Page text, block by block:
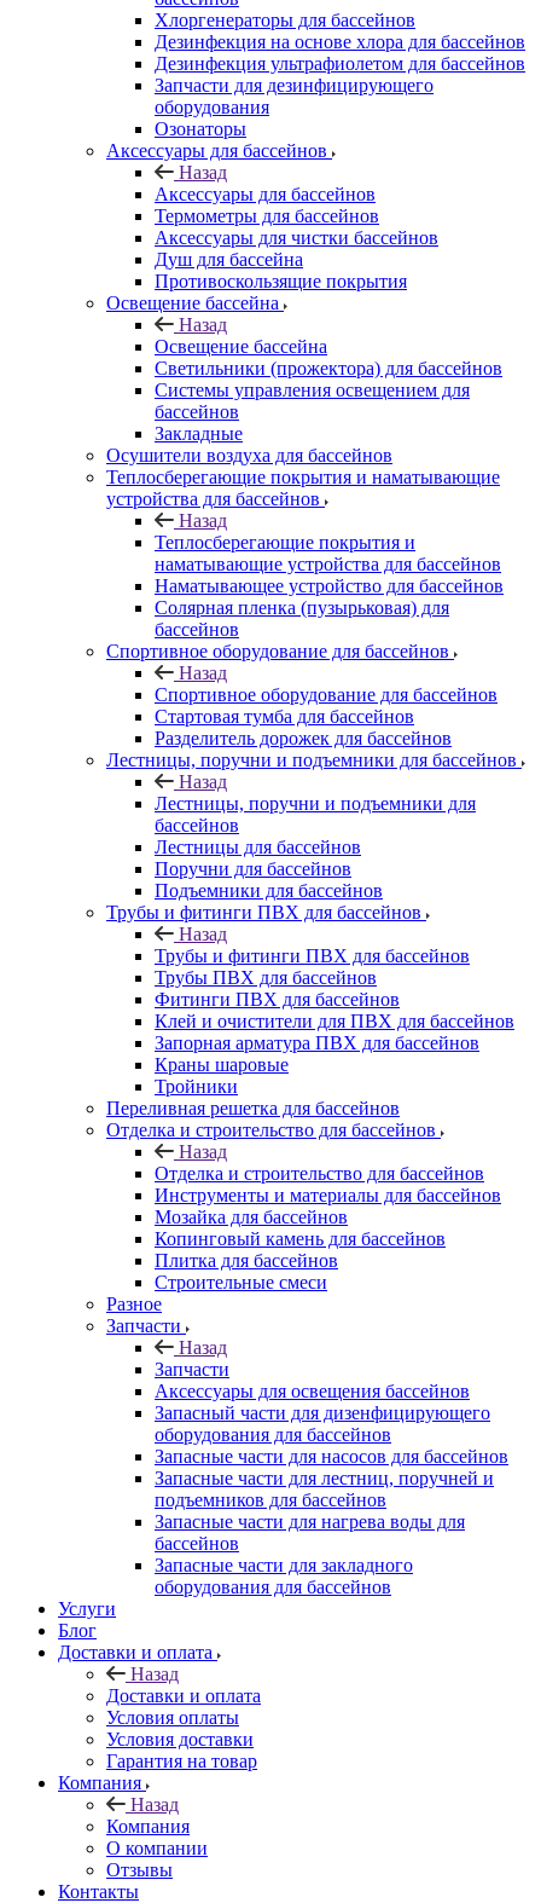
Хлоргенераторы для бассейнов
Дезинфекция на основе хлора для бассейнов
Дезинфекция ультрафиолетом для бассейнов
Запчасти для дезинфицирующего
оборудования
Озонаторы
Аксессуары для бассейнов
Назад
Аксессуары для бассейнов
Термометры для бассейнов
Аксессуары для чистки бассейнов
Душ для бассейна
Противоскользящие покрытия
Освещение бассейна
Назад
Освещение бассейна
Светильники (прожектора) для бассейнов
Системы управления освещением для
бассейнов
Закладные
Осушители воздуха для бассейнов
Теплосберегающие покрытия и наматывающие
устройства для бассейнов
Назад
Теплосберегающие покрытия и
наматывающие устройства для бассейнов
Наматывающее устройство для бассейнов
Солярная пленка (пузырьковая) для
бассейнов
Спортивное оборудование для бассейнов
Назад
Спортивное оборудование для бассейнов
Стартовая тумба для бассейнов
Разделитель дорожек для бассейнов
Лестницы, поручни и подъемники для бассейнов
Назад
Лестницы, поручни и подъемники для
бассейнов
Лестницы для бассейнов
Поручни для бассейнов
Подъемники для бассейнов
Трубы и фитинги ПВХ для бассейнов
Назад
Трубы и фитинги ПВХ для бассейнов
Трубы ПВХ для бассейнов
Фитинги ПВХ для бассейнов
Клей и очистители для ПВХ для бассейнов
Запорная арматура ПВХ для бассейнов
Краны шаровые
Тройники
Переливная решетка для бассейнов
Отделка и строительство для бассейнов
Назад
Отделка и строительство для бассейнов
Инструменты и материалы для бассейнов
Мозайка для бассейнов
Копинговый камень для бассейнов
Плитка для бассейнов
Строительные смеси
Разное
Запчасти
Назад
Запчасти
Аксессуары для освещения бассейнов
Запасный части для дизенфицирующего
оборудования для бассейнов
Запасные части для насосов для бассейнов
Запасные части для лестниц, поручней и
подъемников для бассейнов
Запасные части для нагрева воды для
бассейнов
Запасные части для закладного
оборудования для бассейнов
Услуги
Блог
Доставки и оплата
Назад
Доставки и оплата
Условия оплаты
Условия доставки
Гарантия на товар
Компания
Назад
Компания
О компании
Отзывы
Контакты